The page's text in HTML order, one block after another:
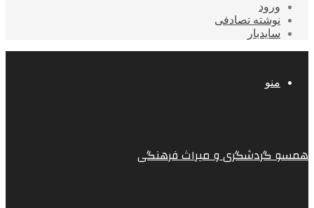
ورود
نوشته تصادفی
سایدبار
منو
همسو گردشگری و میراث فرهنگی